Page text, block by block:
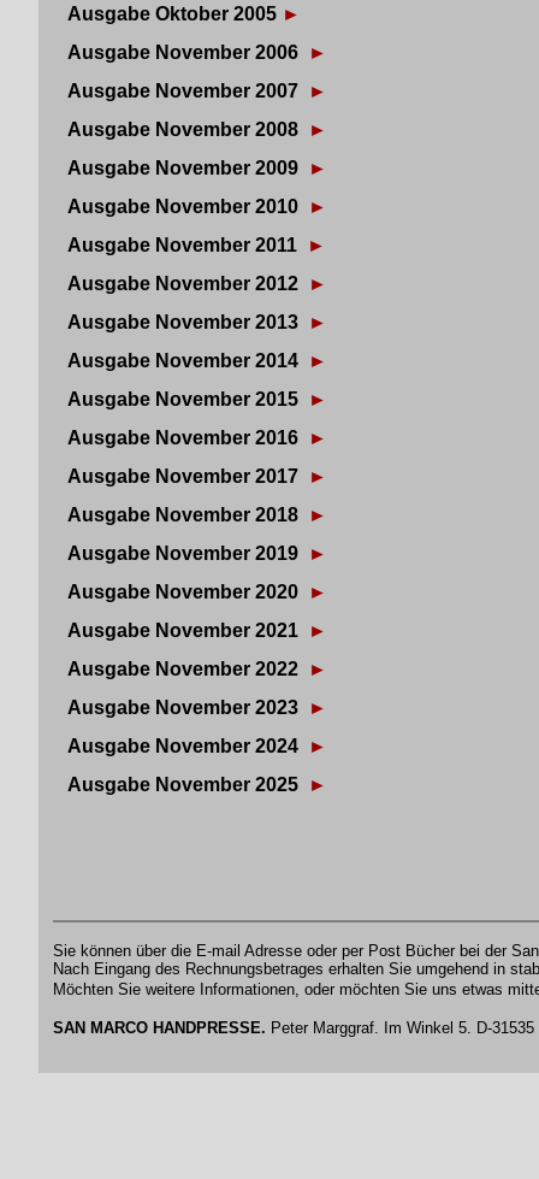
Ausgabe Oktober 2005 ►
Ausgabe November 2006
►
Ausgabe November 2007
►
Ausgabe November 2008
►
Ausgabe November 2009
►
Ausgabe November 2010
►
Ausgabe November 2011
►
Ausgabe November 2012
►
Ausgabe November 2013
►
Ausgabe November 2014
►
Ausgabe November 2015
►
Ausgabe November 2016
►
Ausgabe November 2017
►
Ausgabe November 2018
►
Ausgabe November 2019
►
Ausgabe November 2020
►
Ausgabe November 2021
►
Ausgabe November 2022
►
Ausgabe November 2023
►
Ausgabe November 2024
►
Ausgabe November 2025
►
Sie können über die E-mail Adresse oder per Post Bücher bei der
Nach Eingang des Rechnungsbetrages erhalten Sie umgehend in
Möchten Sie weitere Informationen, oder möchten Sie uns etwas
SAN MARCO HANDPRESSE. Peter Marggraf. Im Winkel 5. D-